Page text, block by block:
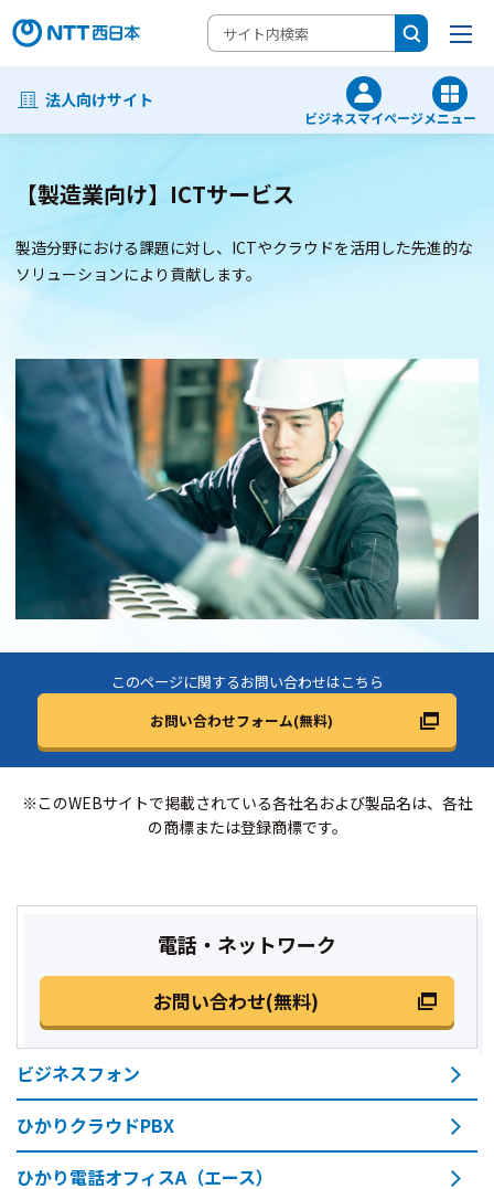
法人向けサイト
ビジネスマイページメニュー
【製造業向け】ICTサービス
製造分野における課題に対し、ICTやクラウドを活用した先進的な
ソリューションにより貢献します。
このページに関するお問い合わせはこちら
お問い合わせフォーム(無料)
※このWEBサイトで掲載されている各社名および製品名は、各社
の商標または登録商標です。
電話・ネットワーク
お問い合わせ(無料)
ビジネスフォン
ひかりクラウドPBX
ひかり電話オフィスA（エース）